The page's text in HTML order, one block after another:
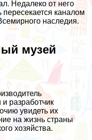
Недалеко от него
каналом
наследия.
музей
и разработчик
увидеть их
на жизнь страны
хозяйства.